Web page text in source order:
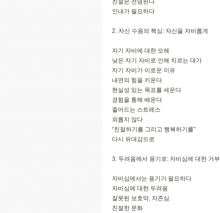
친절은 전염된다
인내가 필요하다
2. 자신 수용의 핵심: 자신을 자비롭게
자기 자비에 대한 오해
낮은 자기 자비로 인해 치르는 대가
자기 자비가 이로운 이유
내면의 힘을 키운다
현실성 있는 목표를 세운다
경험을 통해 배운다
줄어드는 스트레스
외롭지 않다
“친절하기를 그리고 행복하기를”
다시 유대감으로
3. 두려움에서 용기로: 자비심에 대한 거
자비심에서는 용기가 필요하다
자비심에 대한 두려움
잘못된 보호막, 자존심
친절한 문화